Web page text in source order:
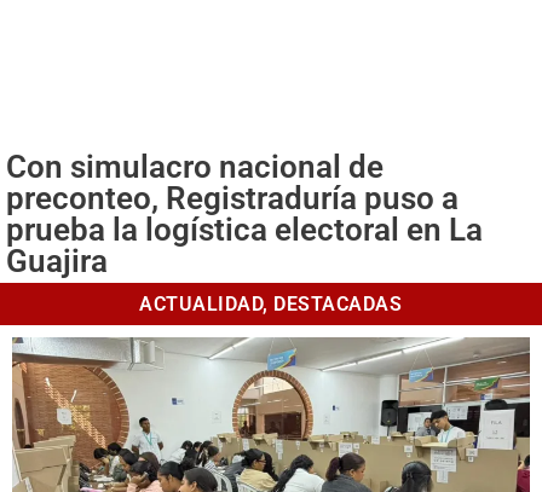
Con simulacro nacional de
preconteo, Registraduría puso a
prueba la logística electoral en La
Guajira
ACTUALIDAD, DESTACADAS